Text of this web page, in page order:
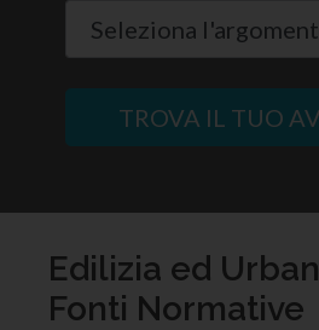
TROVA IL TUO
Edilizia ed
Fonti Normative